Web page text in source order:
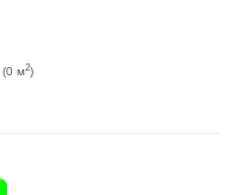
(0 м2)